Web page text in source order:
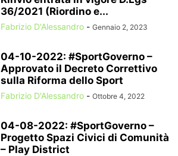
36/2021 (Riordino e...
Fabrizio D'Alessandro - Gennaio 2, 2023
04-10-2022: #SportGoverno –
Approvato il Decreto Correttivo
sulla Riforma dello Sport
Fabrizio D'Alessandro - Ottobre 4, 2022
04-08-2022: #SportGoverno –
Progetto Spazi Civici di Comunità
– Play District